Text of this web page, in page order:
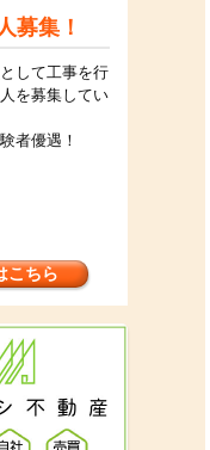
募集！
して工事を行
を募集してい
者優遇！
こちら